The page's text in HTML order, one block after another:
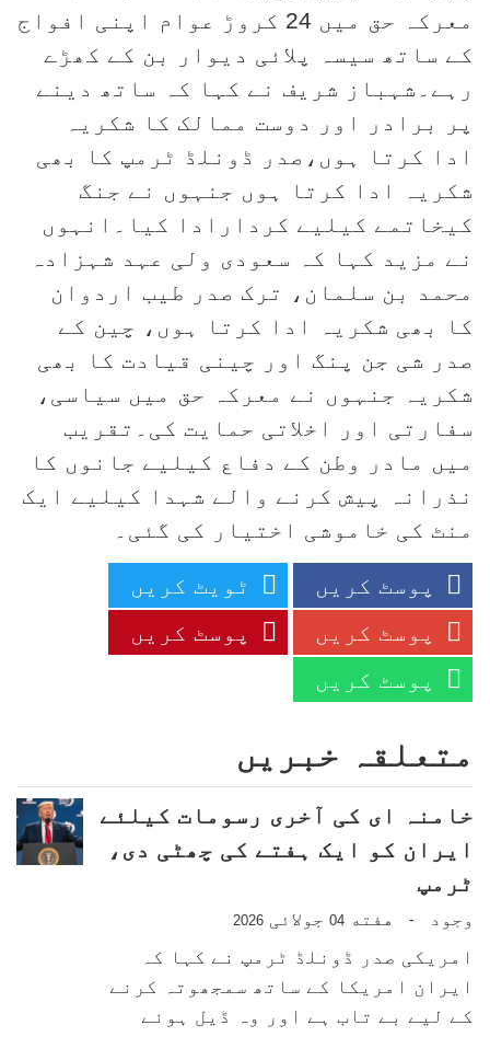
معرکہ حق میں 24 کروڑ عوام اپنی افواج
کے ساتھ سیسہ پلائی دیوار بن کے کھڑے
رہے۔شہباز شریف نے کہا کہ ساتھ دینے
پر برادر اور دوست ممالک کا شکریہ
ادا کرتا ہوں،صدر ڈونلڈ ٹرمپ کا بھی
شکریہ ادا کرتا ہوں جنہوں نے جنگ
کیخاتمے کیلیے کردارادا کیا۔انہوں
نے مزید کہا کہ سعودی ولی عہد شہزادہ
محمد بن سلمان، ترک صدر طیب اردوان
کا بھی شکریہ ادا کرتا ہوں، چین کے
صدر شی جن پنگ اور چینی قیادت کا بھی
شکریہ جنہوں نے معرکہ حق میں سیاسی،
سفارتی اور اخلاتی حمایت کی۔تقریب
میں مادر وطن کے دفاع کیلیے جانوں کا
نذرانہ پیش کرنے والے شہدا کیلیے ایک
منٹ کی خاموشی اختیار کی گئی۔
پوسٹ کریں
ٹویٹ کریں
پوسٹ کریں
پوسٹ کریں
پوسٹ کریں
متعلقہ خبریں
خامنہ ای کی آخری رسومات کیلئے
ایران کو ایک ہفتے کی چھٹی دی،
ٹرمپ
وجود - هفته 04 جولائی 2026
امریکی صدر ڈونلڈ ٹرمپ نے کہا کہ
ایران امریکا کے ساتھ سمجھوتہ کرنے
کے لیے بے تاب ہے اور وہ ڈیل ہونے